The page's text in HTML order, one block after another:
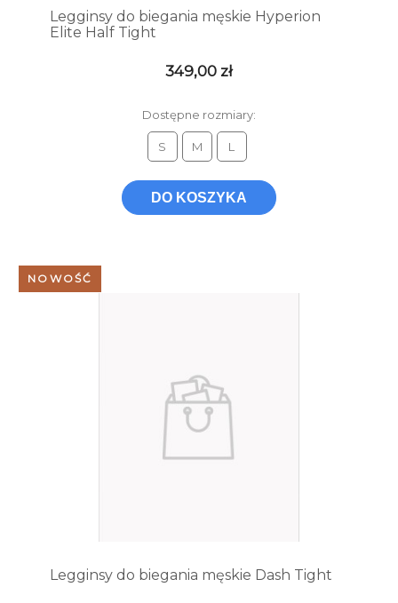
Legginsy do biegania męskie Hyperion
Elite Half Tight
349,00 zł
Dostępne rozmiary:
S M L
DO KOSZYKA
Legginsy do biegania męskie Dash Tight
NOWOŚĆ